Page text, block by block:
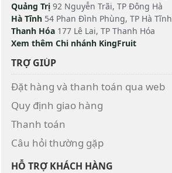
Quảng Trị 92 Nguyễn Trãi, TP Đông Hà
Hà Tĩnh 54 Phan Đình Phùng, TP Hà Tĩnh
Thanh Hóa 177 Lê Lai, TP Thanh Hóa
Xem thêm Chi nhánh KingFruit
TRỢ GIÚP
Đặt hàng và thanh toán qua web
Quy định giao hàng
Thanh toán
Câu hỏi thường gặp
HỖ TRỢ KHÁCH HÀNG